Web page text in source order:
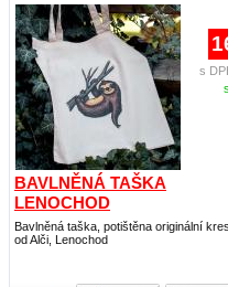
BAVLNĚNÁ TAŠKA
LENOCHOD
Bavlněná taška, potištěna originální
od Alči, Lenochod
s